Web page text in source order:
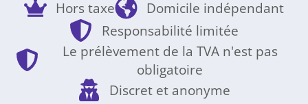
Hors taxe
Domicile indépendant
Responsabilité limitée
Le prélèvement de la TVA n'est pas
obligatoire
Discret et anonyme